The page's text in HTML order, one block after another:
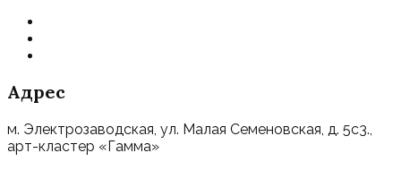
Адрес
м. Электрозаводская, ул. Малая Семеновская, д. 5с3.,
арт-кластер «Гамма»